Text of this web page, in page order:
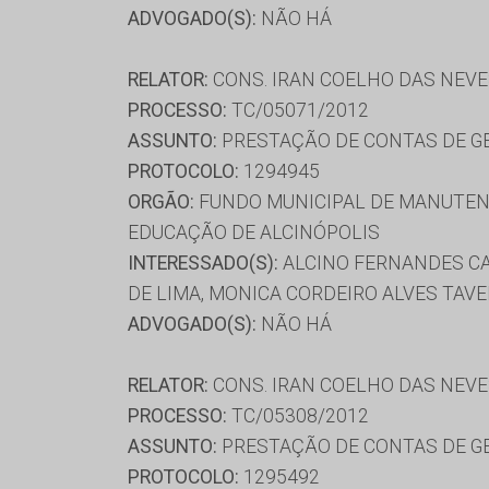
ADVOGADO(S): NÃO HÁ
RELATOR: CONS. IRAN COELHO DAS
PROCESSO: TC/05071/2012
ASSUNTO: PRESTAÇÃO DE CONTAS DE
PROTOCOLO: 1294945
ORGÃO: FUNDO MUNICIPAL DE
EDUCAÇÃO DE ALCINÓPOLIS
INTERESSADO(S): ALCINO FERNANDES
DE LIMA, MONICA CORDEIRO ALVES
ADVOGADO(S): NÃO HÁ
RELATOR: CONS. IRAN COELHO DAS
PROCESSO: TC/05308/2012
ASSUNTO: PRESTAÇÃO DE CONTAS DE
PROTOCOLO: 1295492